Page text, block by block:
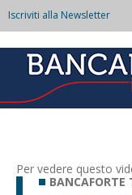
Iscriviti alla Newsletter
Per vedere questo
BANCAFORTE